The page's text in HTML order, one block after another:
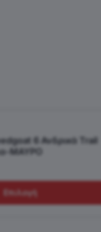
6 Ανδρικά Trail
ΜΑΥΡΟ
Επιλογή